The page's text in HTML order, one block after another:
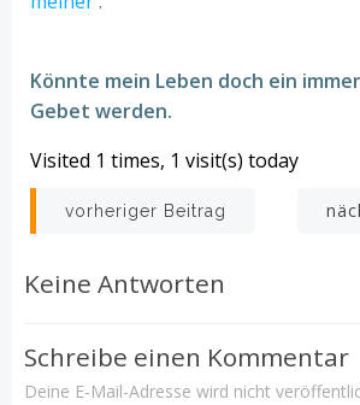
Könnte mein Leben doch ein
Gebet werden.
Visited 1 times, 1 visit(s) today
Beitrags-
Navigation
vorheriger Beitrag
Keine Antworten
Schreibe einen Kommentar
Deine E-Mail-Adresse wird nicht